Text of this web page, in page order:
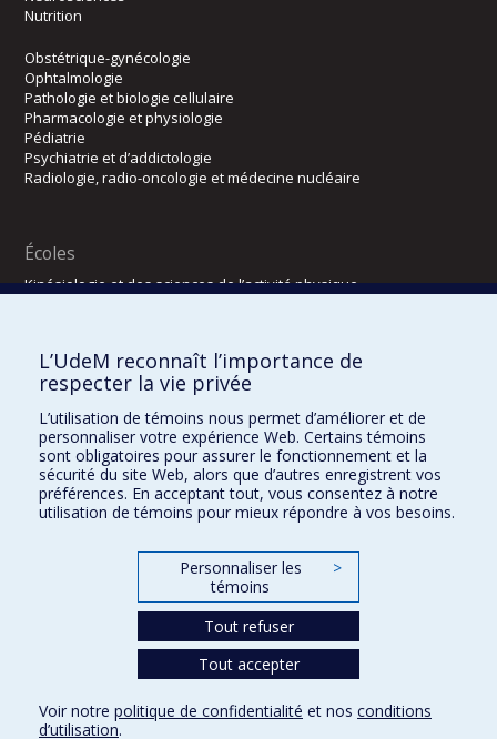
Nutrition
Obstétrique-gynécologie
Ophtalmologie
Pathologie et biologie cellulaire
Pharmacologie et physiologie
Pédiatrie
Psychiatrie et d’addictologie
Radiologie, radio-oncologie et médecine nucléaire
Écoles
Kinésiologie et des sciences de l’activité physique
Directions
DPC
CPASS
Éthique clinique
Conditions d’utilisation 2025-2026
Khun Visith Keu
Dr Mathieu Dehaes
Projets d’étudiants – été 2026
29e concours du programme de support professoral (PSP)
CONCOURS 2026-2027 – BOURSES DE FORMATION COMPLÉMENTAIRE
L’UdeM reconnaît l’importance de
respecter la vie privée
L’utilisation de témoins nous permet d’améliorer et de
personnaliser votre expérience Web. Certains témoins
sont obligatoires pour assurer le fonctionnement et la
sécurité du site Web, alors que d’autres enregistrent vos
préférences. En acceptant tout, vous consentez à notre
utilisation de témoins pour mieux répondre à vos besoins.
Personnaliser les
témoins
>
Tout refuser
Tout accepter
Voir notre politique de confidentialité et nos conditions
d’utilisation.